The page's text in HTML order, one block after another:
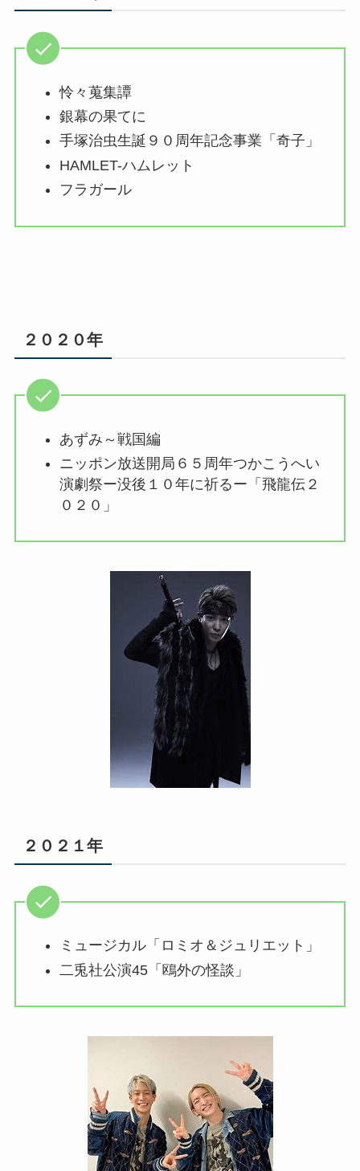
怜々蒐集譚
銀幕の果てに
手塚治虫生誕９０周年記念事業「奇子」
HAMLET-ハムレット
フラガール
２０２０年
あずみ～戦国編
ニッポン放送開局６５周年つかこうへい
演劇祭ー没後１０年に祈るー「飛龍伝２
０２０」
２０２１年
ミュージカル「ロミオ＆ジュリエット」
二兎社公演45「鴎外の怪談」